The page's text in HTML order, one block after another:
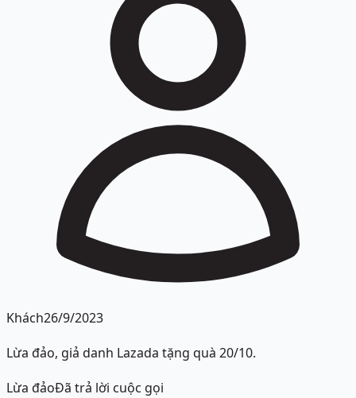
Khách26/9/2023
Lừa đảo, giả danh Lazada tặng quà 20/10.
Lừa đảoĐã trả lời cuộc gọi